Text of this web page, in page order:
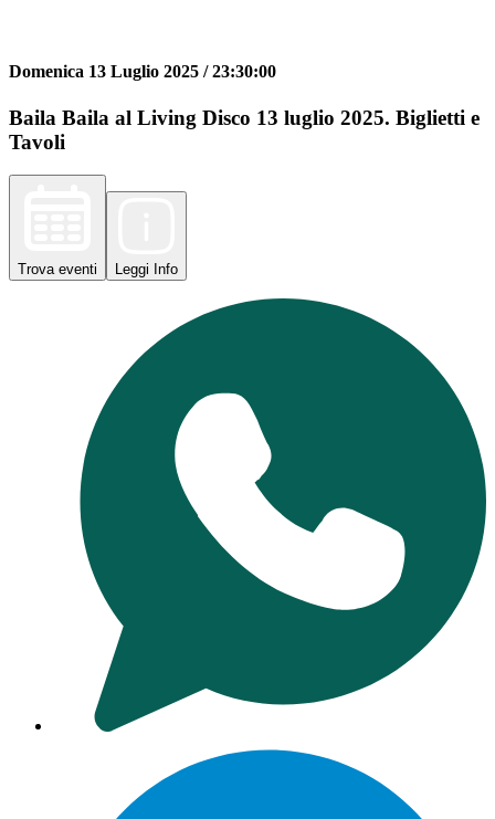
Domenica 13 Luglio 2025 /23:30:00
Baila Baila al Living Disco 13 luglio 2025. Biglietti e
Tavoli
Trova eventi Leggi Info